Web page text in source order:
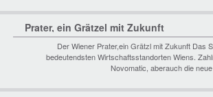
Prater, ein Grätzel mit Zukunft
Der Wiener Prater,ein Grätzl mit Zukunft Das
bedeutendsten Wirtschaftsstandorten Wiens.
Novomatic, aberauch die